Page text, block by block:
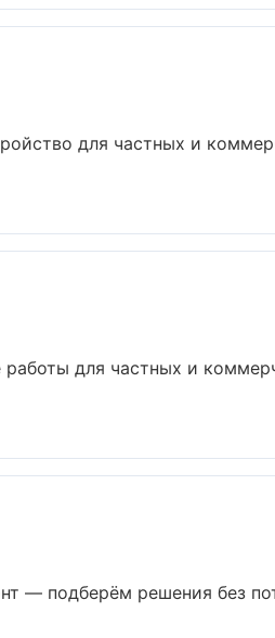
для частных и
для частных и
— подберём решения без